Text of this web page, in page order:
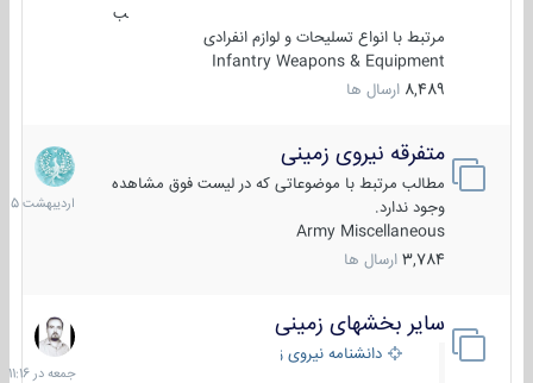
ب
مرتبط با انواع تسلیحات و لوازم انفرادی
Infantry Weapons & Equipment
8,489 ارسال ها
متفرقه نیروی زمینی
مطالب مرتبط با موضوعاتی که در لیست فوق مشاهده
وجود ندارد.
Army Miscellaneous
3,784 ارسال ها
27
1405
سایر بخشهای زمینی
دانشنامه نیروی زمینی
جمعه
در
11:16